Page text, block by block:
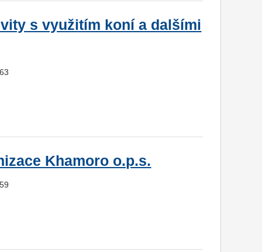
s využitím koní a dalšími
Khamoro o.p.s.